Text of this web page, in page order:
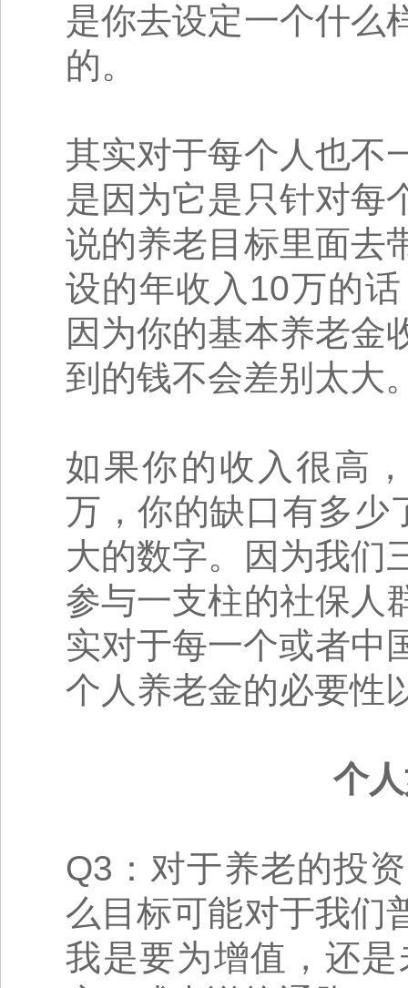
是你去设定一个什么
的。
其实对于每个人也不
是因为它是只针对每
说的养老目标里面去
设的年收入10万的
因为你的基本养老金
到的钱不会差别太大
如果你的收入很高
万，你的缺口有多少
大的数字。因为我们
参与一支柱的社保人
实对于每一个或者中
个人养老金的必要性
个
Q3：对于养老的投
么目标可能对于我们
我是要为增值，还